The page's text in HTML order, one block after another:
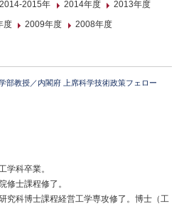
2014-2015年 2014年度
2013年度
度 2009年度 2008年度
部教授／内閣府 上席科学技術政策フェロー
学科卒業。
修士課程修了。
究科博士課程経営工学専攻修了。博士（工